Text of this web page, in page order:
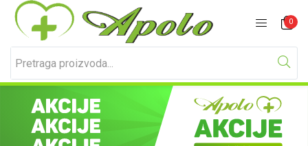
0
Prijavite se Registracija
Unesite svoje korisničko ime i lozinku za prijavu.